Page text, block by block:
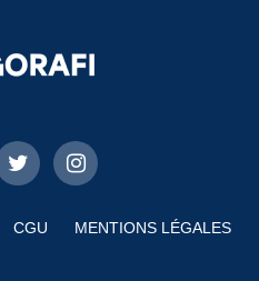
CGU MENTIONS LÉGALES